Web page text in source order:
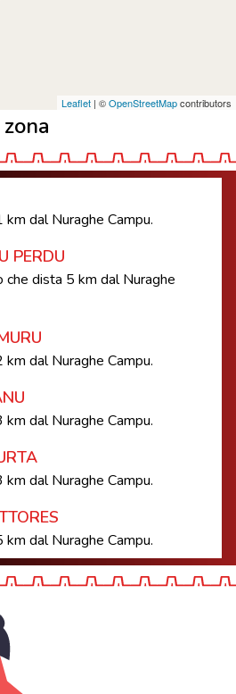
Leaflet | ©OpenStreetMapcontributors
dal Nuraghe Campu.
PERDU
che dista 5 km dal Nuraghe
dal Nuraghe Campu.
dal Nuraghe Campu.
dal Nuraghe Campu.
dal Nuraghe Campu.